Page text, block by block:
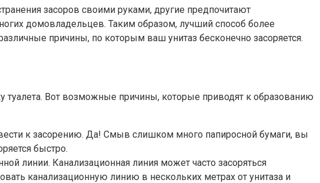
засоров своими руками, другие предпочитают
домовладельцев. Таким образом, лучший способ более
причины, по которым ваш унитаз бесконечно засоряется.
туалета. Вот возможные причины, которые приводят к образованию
к засорению. Да! Смыв слишком много папиросной бумаги, вы
быстро.
линии. Канализационная линия может часто засоряться
канализационную линию в нескольких метрах от унитаза и